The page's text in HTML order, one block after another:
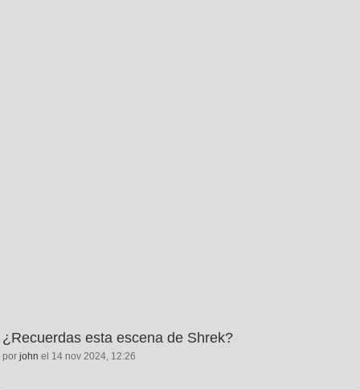
¿Recuerdas esta escena de Shrek?
por john el 14 nov 2024, 12:26